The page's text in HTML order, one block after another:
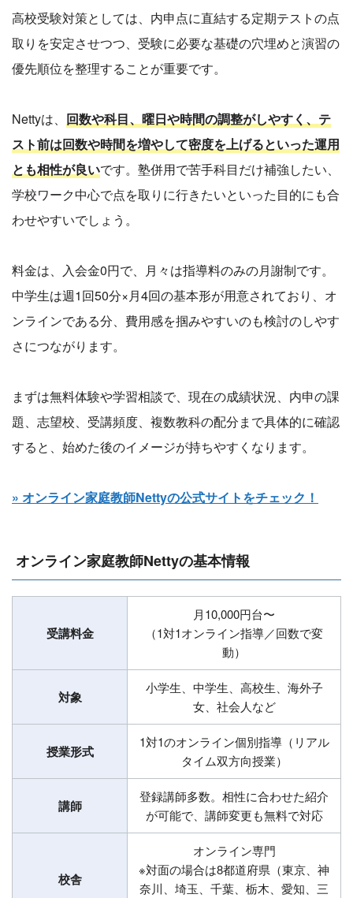
高校受験対策としては、内申点に直結する定期テストの点
取りを安定させつつ、受験に必要な基礎の穴埋めと演習の
優先順位を整理することが重要です。
Nettyは、 回数や科目、曜日や時間の調整がしやすく、テ
スト前は回数や時間を増やして密度を上げるといった運用
とも相性が良いです。塾併用で苦手科目だけ補強したい、
学校ワーク中心で点を取りに行きたいといった目的にも合
わせやすいでしょう。
料金は、入会金0円で、月々は指導料のみの月謝制です。
中学生は週1回50分×月4回の基本形が用意されており、オ
ンラインである分、費用感を掴みやすいのも検討のしやす
さにつながります。
まずは無料体験や学習相談で、現在の成績状況、内申の課
題、志望校、受講頻度、複数教科の配分まで具体的に確認
すると、始めた後のイメージが持ちやすくなります。
» オンライン家庭教師Nettyの公式サイトをチェック！
オンライン家庭教師Nettyの基本情報
受講料金
月10,000円台〜
（1対1オンライン指導／回数で変
動）
対象
小学生、中学生、高校生、海外子
女、社会人など
授業形式
1対1のオンライン個別指導（リアル
タイム双方向授業）
講師
登録講師多数。相性に合わせた紹介
が可能で、講師変更も無料で対応
校舎
オンライン専門
※対面の場合は8都道府県（東京、神
奈川、埼玉、千葉、栃木、愛知、三